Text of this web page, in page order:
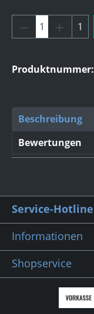
Produkt 1
Produktnummer:
Beschreibung
Bewertungen
Service-Hotline
Informationen
Shopservice